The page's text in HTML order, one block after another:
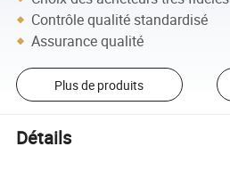
Contrôle qualité standardisé
Assurance qualité
Plus de produits
Détails